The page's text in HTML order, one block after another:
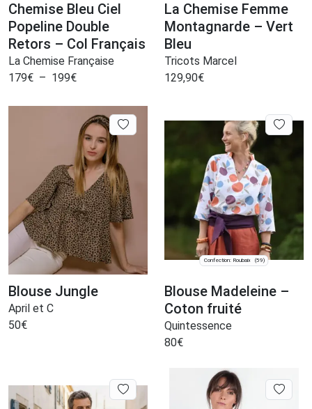
Chemise Bleu Ciel
Popeline Double
Retors – Col Français
La Chemise Française
179€ – 199€
La Chemise Femme
Montagnarde – Vert
Bleu
Tricots Marcel
129,90€
Blouse Jungle
April et C
50€
Confection: Roubaix (59)
Blouse Madeleine –
Coton fruité
Quintessence
80€